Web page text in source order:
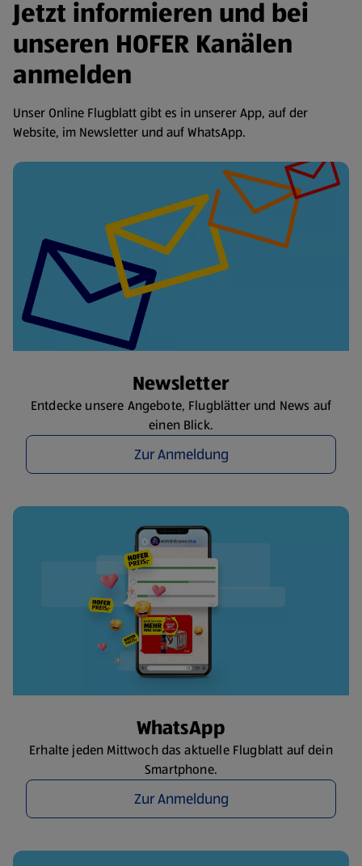
Jetzt informieren und bei
unseren HOFER Kanälen
anmelden
Unser Online Flugblatt gibt es in unserer App, auf der
Website, im Newsletter und auf WhatsApp.
Newsletter
Entdecke unsere Angebote, Flugblätter und News auf
einen Blick.
Zur Anmeldung
WhatsApp
Erhalte jeden Mittwoch das aktuelle Flugblatt auf dein
Smartphone.
Zur Anmeldung